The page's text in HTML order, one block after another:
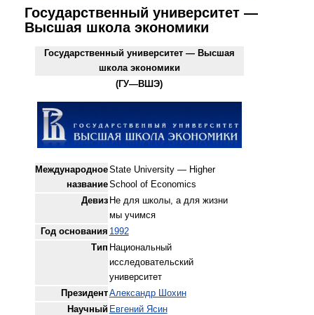
Государственный университет —
Высшая школа экономики
Государственный университет — Высшая
школа экономики
(ГУ—ВШЭ)
Международное
название
State University — Higher
School of Economics
Девиз Не для школы, а для жизни
мы учимся
Год основания 1992
Тип Национальный
исследовательский
университет
ПрезидентАлександр Шохин
Научный Евгений Ясин